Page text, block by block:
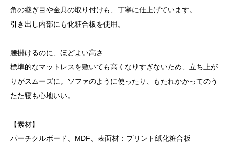
角の継ぎ目や金具の取り付けも、丁寧に仕上げています。
引き出し内部にも化粧合板を使用。
腰掛けるのに、ほどよい高さ
標準的なマットレスを敷いても高くなりすぎないため、立ち上が
りがスムーズに。ソファのように使ったり、もたれかかってのう
たた寝も心地いい。
【素材】
パーチクルボード、MDF、表面材：プリント紙化粧合板